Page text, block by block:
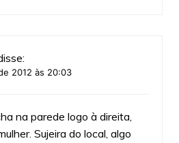
2012 às 20:03
na parede logo à direita,
Sujeira do local, algo